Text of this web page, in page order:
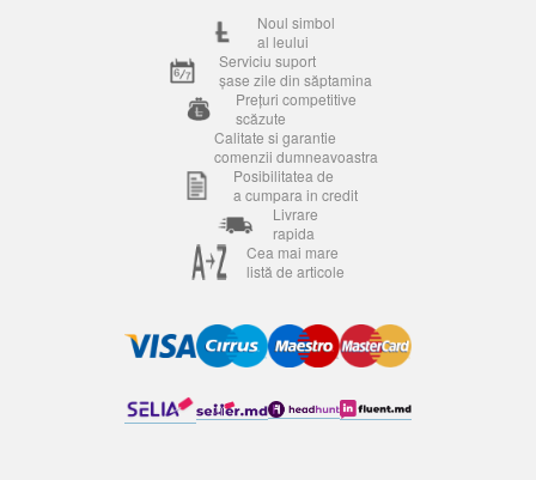
Noul simbol
al leului
Serviciu suport
șase zile din săptamina
Prețuri competitive
scăzute
Calitate si garantie
comenzii dumneavoastra
Posibilitatea de
a cumpara in credit
Livrare
rapida
Cea mai mare
listă de articole